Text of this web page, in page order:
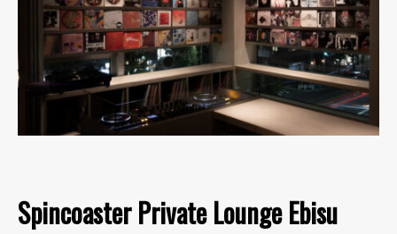
Spincoaster Private Lounge Ebisu